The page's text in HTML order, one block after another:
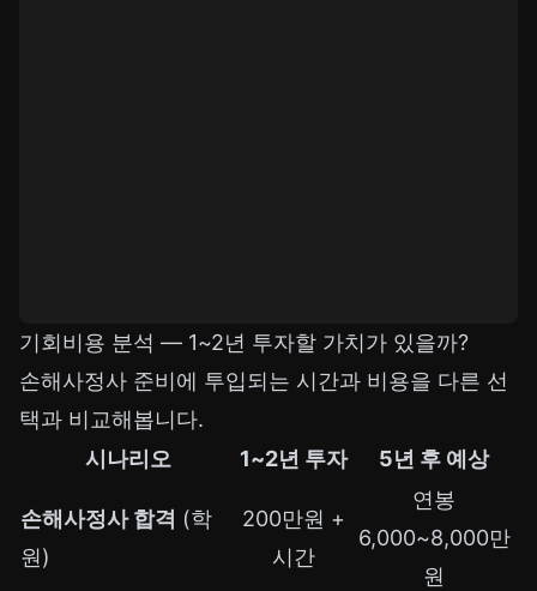
기회비용 분석 — 1~2년 투자할 가치가 있을까?
손해사정사 준비에 투입되는 시간과 비용을 다른 선
택과 비교해봅니다.
시나리오
1~2년 투자 5년 후 예상
손해사정사 합격 (학
원)
200만원 +
시간
연봉
6,000~8,000만
원